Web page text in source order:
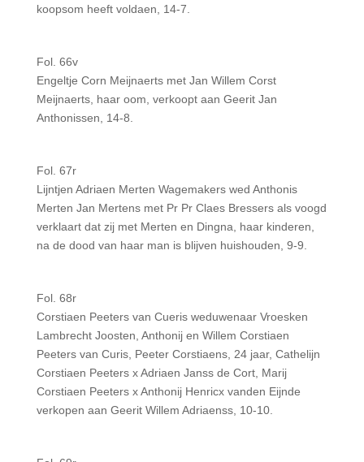
koopsom heeft voldaen, 14-7.
Fol. 66v
Engeltje Corn Meijnaerts met Jan Willem Corst
Meijnaerts, haar oom, verkoopt aan Geerit Jan
Anthonissen, 14-8.
Fol. 67r
Lijntjen Adriaen Merten Wagemakers wed Anthonis
Merten Jan Mertens met Pr Pr Claes Bressers als voogd
verklaart dat zij met Merten en Dingna, haar kinderen,
na de dood van haar man is blijven huishouden, 9-9.
Fol. 68r
Corstiaen Peeters van Cueris weduwenaar Vroesken
Lambrecht Joosten, Anthonij en Willem Corstiaen
Peeters van Curis, Peeter Corstiaens, 24 jaar, Cathelijn
Corstiaen Peeters x Adriaen Janss de Cort, Marij
Corstiaen Peeters x Anthonij Henricx vanden Eijnde
verkopen aan Geerit Willem Adriaenss, 10-10.